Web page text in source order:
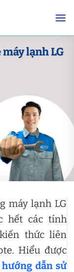
lạnh LG
máy lạnh LG
hết các tính
thức liên
Hiểu được
hướng dẫn sử